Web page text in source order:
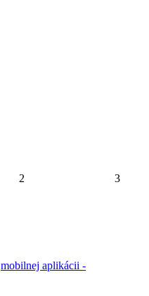
2
3
mobilnej aplikácii -